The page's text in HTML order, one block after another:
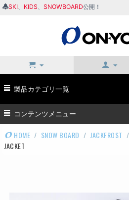
SKI KIDS SNOWBOARD公開！
製品カテゴリ一覧
コンテンツメニュー
HOME / SNOW BOARD / JACKFROST /
JACKET